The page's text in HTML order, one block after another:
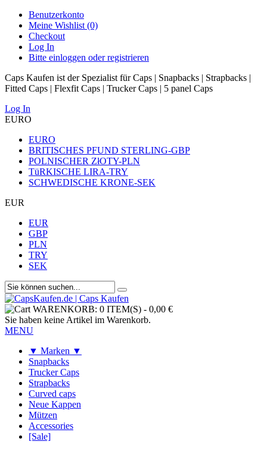
Benutzerkonto
Meine Wishlist (0)
Checkout
Log In
Bitte einloggen oder registrieren
Caps Kaufen ist der Spezialist für Caps | Snapbacks | Strapbacks |
Fitted Caps | Flexfit Caps | Trucker Caps | 5 panel Caps
Log In
EURO
EURO
BRITISCHES PFUND STERLING-GBP
POLNISCHER ZłOTY-PLN
TüRKISCHE LIRA-TRY
SCHWEDISCHE KRONE-SEK
EUR
EUR
GBP
PLN
TRY
SEK
WARENKORB: 0 ITEM(S) - 0,00 €
Sie haben keine Artikel im Warenkorb.
MENU
▼ Marken ▼
Snapbacks
Trucker Caps
Strapbacks
Curved caps
Neue Kappen
Mützen
Accessories
[Sale]